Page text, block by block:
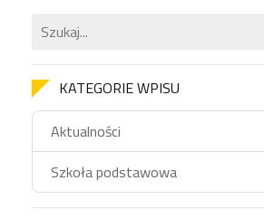
KATEGORIE WPISU
Aktualności
Szkoła podstawowa